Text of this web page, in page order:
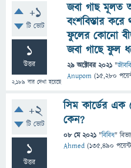
+1
টি ভোট
1
উত্তর
2,189 বার দেখা হয়েছে
জবা গাছ মূলত
বংশবিস্তার
ফুলের কোনো
জবা গাছে ফুল
29 অক্টোবর 2021 "
Anupom (15,280
+2
টি ভোট
1
উত্তর
সিম কার্ডের এক
কেন?
08 মে 2021 "বিবিধ"
Ahmed (135,490